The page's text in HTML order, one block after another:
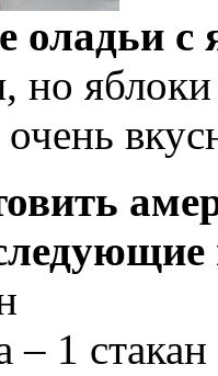
оладьи с
но
– 1 стакан